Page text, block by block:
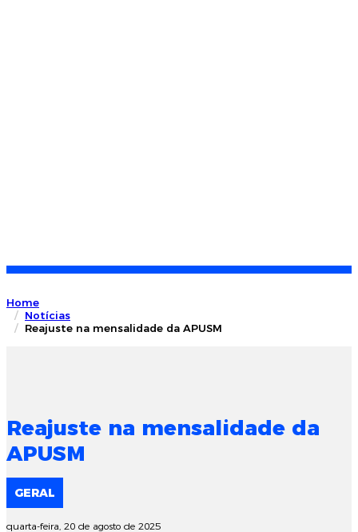
Home
Notícias
Reajuste na mensalidade da APUSM
Reajuste na mensalidade da
APUSM
GERAL
quarta-feira, 20 de agosto de 2025